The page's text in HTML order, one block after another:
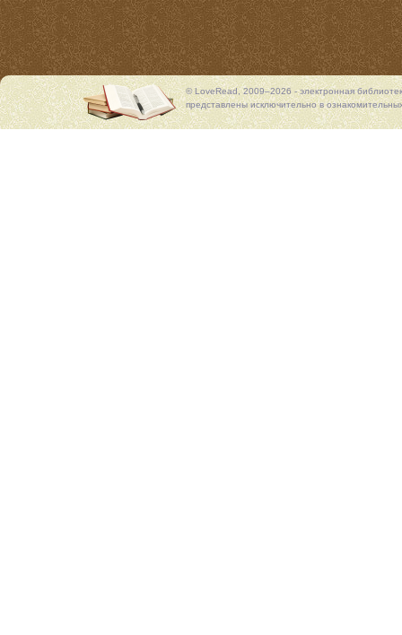
© LoveRead, 2009–2026 - электронная
представлены исключительно в